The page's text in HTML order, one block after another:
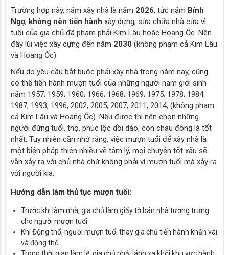
Trường hợp này, năm xây nhà là năm 2026, tức năm Bính
Ngọ, không nên tiến hành xây dựng, sửa chữa nhà cửa vì
tuổi của gia chủ đã phạm phải Kim Lâu hoặc Hoang Ốc. Nên
đẩy lùi việc xây dựng đến năm 2030 (không phạm cả Kim Lâu
và Hoang Ốc).
Nếu do yêu cầu bắt buộc phải xây nhà trong năm nay, cũng
có thể tiến hành mượn tuổi của những người nam giới sinh
năm 1957; 1959; 1960; 1966; 1968; 1969; 1975; 1978; 1984;
1987; 1993; 1996; 2002; 2005; 2007; 2011; 2014; (không phạm
cả Kim Lâu và Hoang Ốc). Nếu được thì nên chọn những
người đứng tuổi, thọ, phúc lộc dồi dào, con cháu đông là tốt
nhất. Tuy nhiên cần nhớ rằng, việc mượn tuổi để xây nhà là
một biện pháp thiên nhiều về tâm lý, mọi chuyện tốt xấu sẽ
vẫn xảy ra với chủ nhà chứ không phải vì mượn tuổi mà xảy ra
với người kia.
Hướng dẫn làm thủ tục mượn tuổi:
Trước khi làm nhà, gia chủ làm giấy tờ bán nhà tượng trưng
cho người mượn tuổi
Khi Động thổ, người mượn tuổi thay gia chủ tiến hành khấn vái
và động thổ.
Trong thời gian làm lễ, gia chủ phải lánh xa khỏi khu vực hành